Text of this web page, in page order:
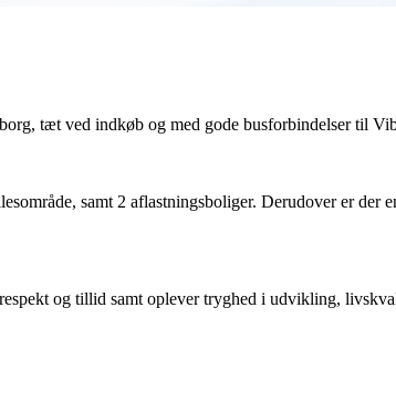
tæt ved indkøb og med gode busforbindelser til
samt 2 aflastningsboliger. Derudover er
og tillid samt oplever tryghed i udvikling,